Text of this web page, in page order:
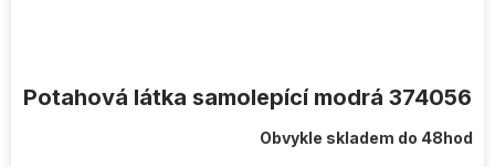
Potahová látka samolepící modrá 374056
Obvykle skladem do 48hod